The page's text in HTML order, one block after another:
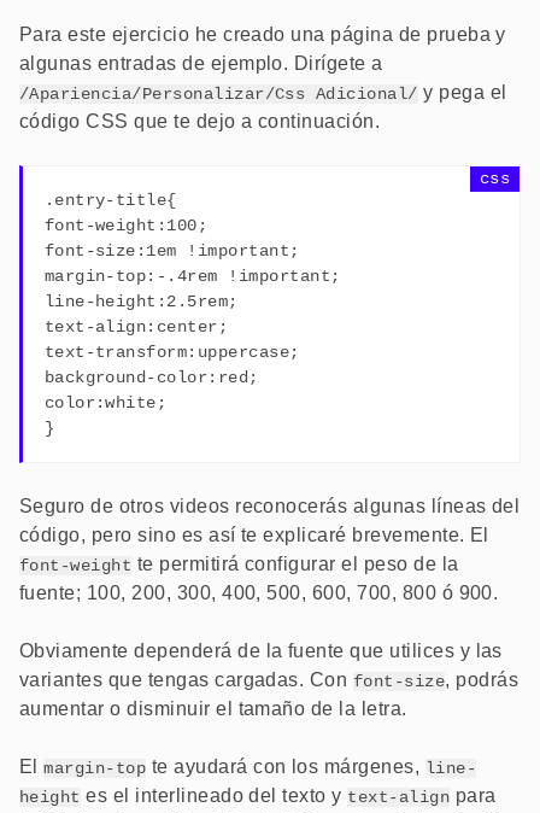
Para este ejercicio he creado una página de prueba y
algunas entradas de ejemplo. Dirígete a
/Apariencia/Personalizar/Css Adicional/ y pega el
código CSS que te dejo a continuación.
.entry-title{
font-weight:100;
font-size:1em !important;
margin-top:-.4rem !important;
line-height:2.5rem;
text-align:center;
text-transform:uppercase;
background-color:red;
color:white;
}
Seguro de otros videos reconocerás algunas líneas del
código, pero sino es así te explicaré brevemente. El
font-weight te permitirá configurar el peso de la
fuente; 100, 200, 300, 400, 500, 600, 700, 800 ó 900.
Obviamente dependerá de la fuente que utilices y las
variantes que tengas cargadas. Con font-size, podrás
aumentar o disminuir el tamaño de la letra.
Elmargin-top te ayudará con los márgenes, line-
height es el interlineado del texto y text-align para